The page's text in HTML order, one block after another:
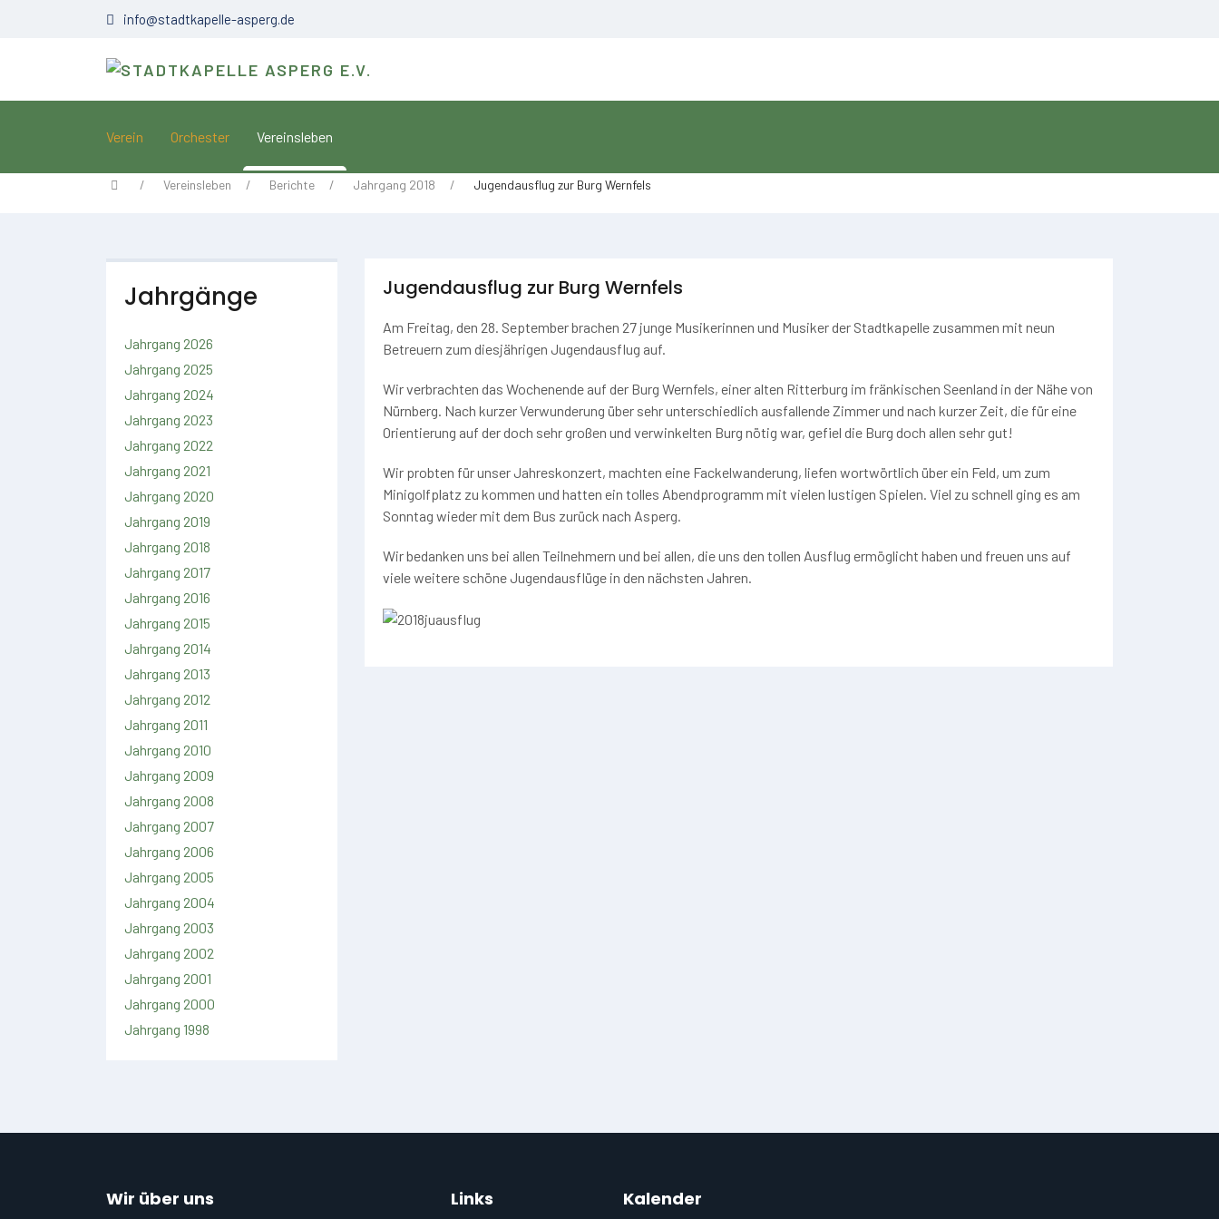
info@stadtkapelle-asperg.de
Verein Orchester Vereinsleben
Vereinsleben Berichte Jahrgang 2018 Jugendausflug zur Burg Wernfels
Jahrgänge
Jahrgang 2026
Jahrgang 2025
Jahrgang 2024
Jahrgang 2023
Jahrgang 2022
Jahrgang 2021
Jahrgang 2020
Jahrgang 2019
Jahrgang 2018
Jahrgang 2017
Jahrgang 2016
Jahrgang 2015
Jahrgang 2014
Jahrgang 2013
Jahrgang 2012
Jahrgang 2011
Jahrgang 2010
Jahrgang 2009
Jahrgang 2008
Jahrgang 2007
Jahrgang 2006
Jahrgang 2005
Jahrgang 2004
Jahrgang 2003
Jahrgang 2002
Jahrgang 2001
Jahrgang 2000
Jahrgang 1998
Jugendausflug zur Burg Wernfels
Am Freitag, den 28. September brachen 27 junge Musikerinnen und Musiker der Stadtkapelle zusammen mit neun
Betreuern zum diesjährigen Jugendausflug auf.
Wir verbrachten das Wochenende auf der Burg Wernfels, einer alten Ritterburg im fränkischen Seenland in der Nähe von
Nürnberg. Nach kurzer Verwunderung über sehr unterschiedlich ausfallende Zimmer und nach kurzer Zeit, die für eine
Orientierung auf der doch sehr großen und verwinkelten Burg nötig war, gefiel die Burg doch allen sehr gut!
Wir probten für unser Jahreskonzert, machten eine Fackelwanderung, liefen wortwörtlich über ein Feld, um zum
Minigolfplatz zu kommen und hatten ein tolles Abendprogramm mit vielen lustigen Spielen. Viel zu schnell ging es am
Sonntag wieder mit dem Bus zurück nach Asperg.
Wir bedanken uns bei allen Teilnehmern und bei allen, die uns den tollen Ausflug ermöglicht haben und freuen uns auf
viele weitere schöne Jugendausflüge in den nächsten Jahren.
Wir über uns Links Kalender